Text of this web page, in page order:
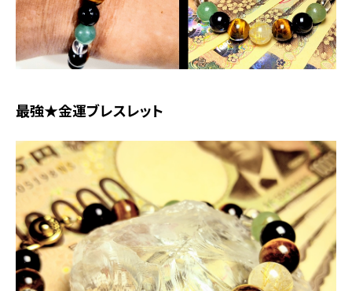
最強★金運ブレスレット